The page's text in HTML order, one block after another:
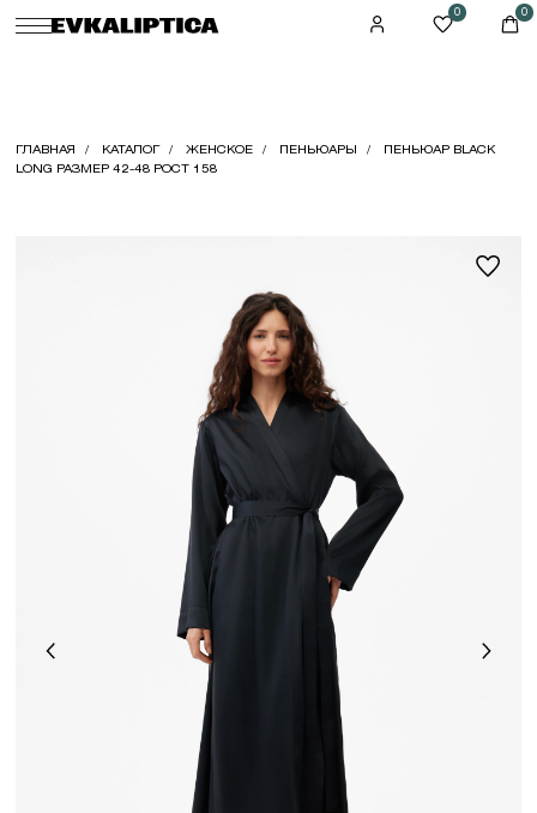
0 0
ГЛАВНАЯ КАТАЛОГ ЖЕНСКОЕ ПЕНЬЮАРЫ
ПЕНЬЮАР BLACK
LONG РАЗМЕР 42-48 РОСТ 158